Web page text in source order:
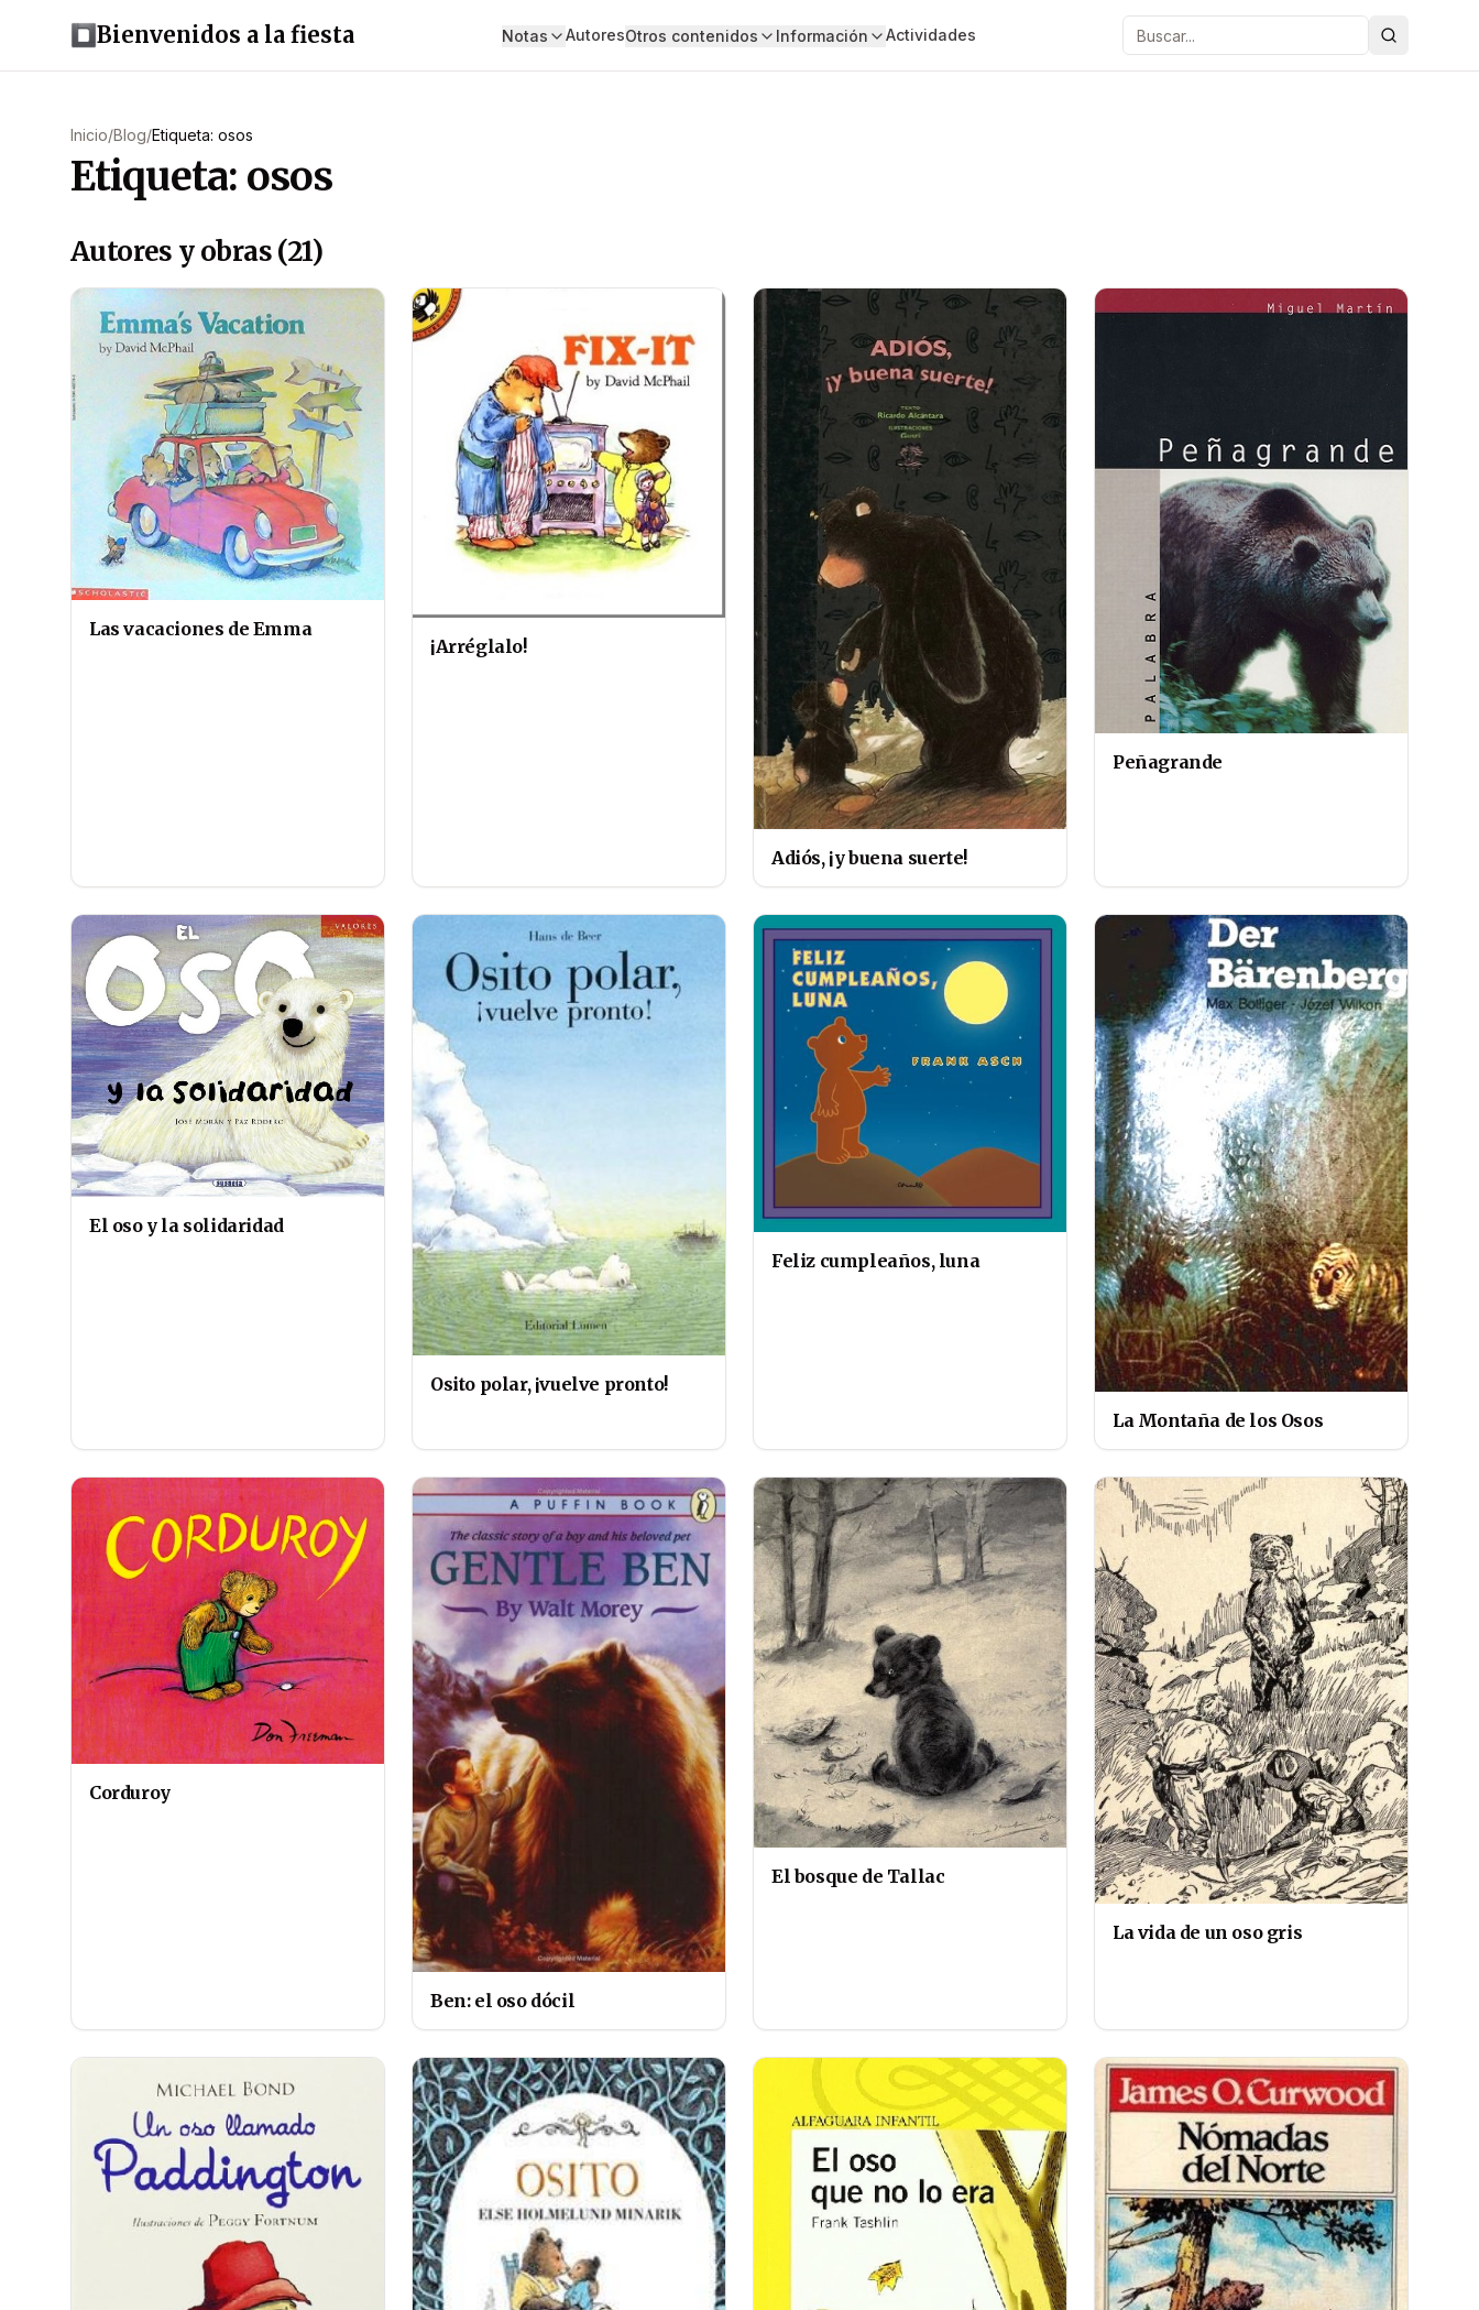
Bienvenidos a la fiesta Notas AutoresOtros contenidos Información Actividades Buscar
Inicio/Blog/Etiqueta: osos
Etiqueta: osos
Autores y obras (21)
Las vacaciones de Emma
¡Arréglalo!
Adiós, ¡y buena suerte!
Peñagrande
El oso y la solidaridad
Osito polar, ¡vuelve pronto!
Feliz cumpleaños, luna
La Montaña de los Osos
Corduroy
Ben: el oso dócil
El bosque de Tallac
La vida de un oso gris